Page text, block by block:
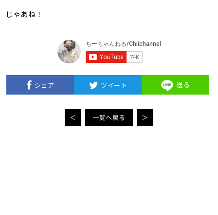
じゃあね！
シェア ツイート 送る
＜ 一覧へ戻る ＞